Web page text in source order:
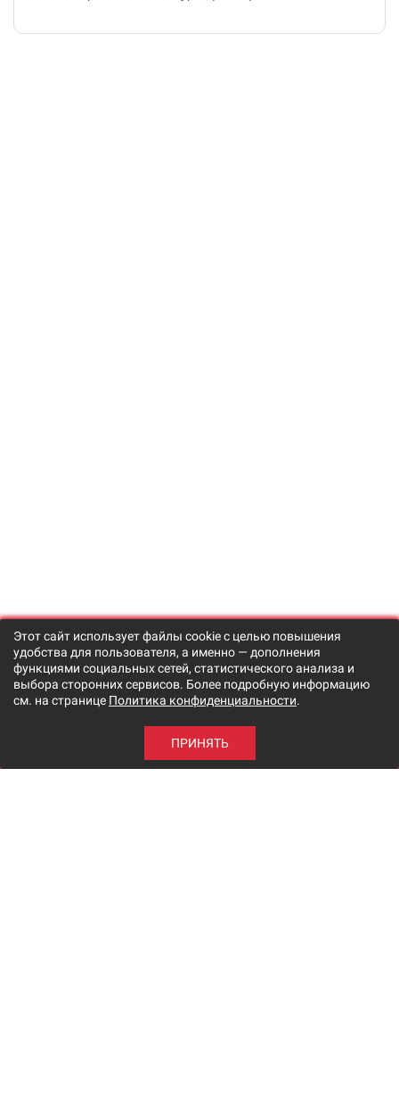
Этот сайт использует файлы cookie с целью повышения
удобства для пользователя, а именно — дополнения
функциями социальных сетей, статистического анализа и
выбора сторонних сервисов. Более подробную информацию
см. на странице Политика конфиденциальности.
ПРИНЯТЬ